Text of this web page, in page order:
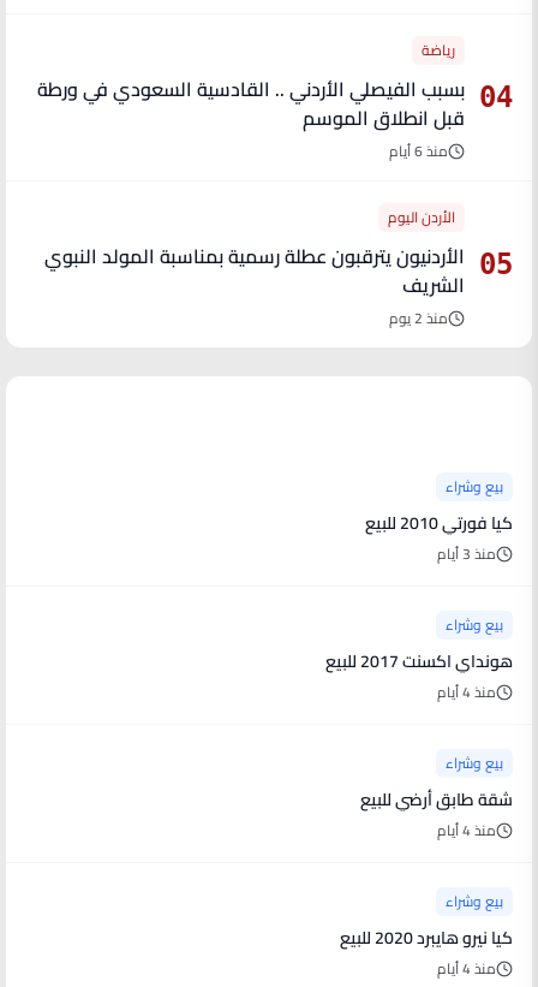
04
رياضة
بسبب الفيصلي الأردني .. القادسية السعودي في ورطة
قبل انطلاق الموسم
منذ 6 أيام
05
الأردن اليوم
الأردنيون يترقبون عطلة رسمية بمناسبة المولد النبوي
الشريف
منذ 2 يوم
بيع وشراء
كيا فورتي 2010 للبيع
منذ 3 أيام
بيع وشراء
هونداي اكسنت 2017 للبيع
منذ 4 أيام
بيع وشراء
شقة طابق أرضي للبيع
منذ 4 أيام
بيع وشراء
كيا نيرو هايبرد 2020 للبيع
منذ 4 أيام